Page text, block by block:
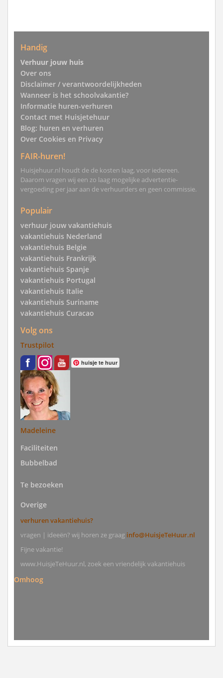
Handig
Verhuur jouw huis
Over ons
Disclaimer / verantwoordelijkheden
Wanneer is het schoolvakantie?
Informatie huren-verhuren
Contact met Huisjetehuur
Blog: huren en verhuren
Over Cookies en Privacy
FAIR-huren!
Huisjehuur.nl houdt de de kosten laag, voor iedereen.
Daarom vragen wij een zo laag mogelijke advertentie-
vergoeding per jaar aan de verhuurders en geen commissie.
Populair
verhuur jouw vakantiehuis
vakantiehuis Nederland
vakantiehuis Belgie
vakantiehuis Frankrijk
vakantiehuis Spanje
vakantiehuis Portugal
vakantiehuis Italie
vakantiehuis Suriname
vakantiehuis Curacao
Volg ons
Trustpilot
huisje te huur
Madeleine
Faciliteiten
Bubbelbad
Te bezoeken
Overige
verhuren vakantiehuis?
vragen | ideeën? wij horen ze graag info@HuisjeTeHuur.nl
Fijne vakantie!
www.HuisjeTeHuur.nl, zoek een vriendelijk vakantiehuis
Omhoog